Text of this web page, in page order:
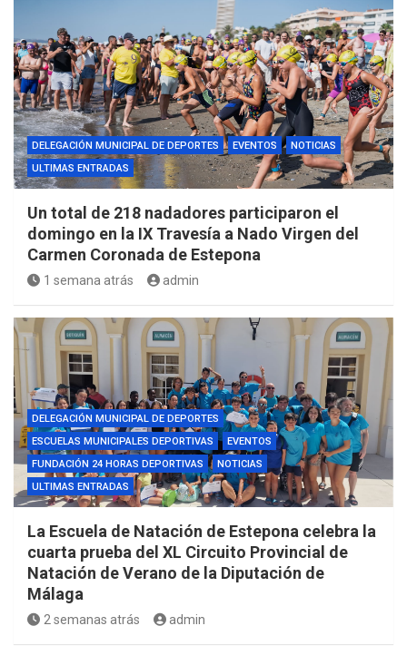
DELEGACIÓN MUNICIPAL DE DEPORTES EVENTOS
NOTICIAS
ULTIMAS ENTRADAS
Un total de 218 nadadores participaron el
domingo en la IX Travesía a Nado Virgen del
Carmen Coronada de Estepona
1 semana atrás admin
DELEGACIÓN MUNICIPAL DE DEPORTES
ESCUELAS MUNICIPALES DEPORTIVAS
EVENTOS
FUNDACIÓN 24 HORAS DEPORTIVAS
NOTICIAS
ULTIMAS ENTRADAS
La Escuela de Natación de Estepona celebra la
cuarta prueba del XL Circuito Provincial de
Natación de Verano de la Diputación de
Málaga
2 semanas atrás admin